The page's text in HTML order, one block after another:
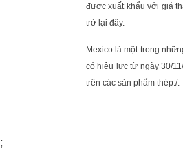
được xuất khẩu với giá
trở lại đây.
Mexico là một trong
có hiệu lực từ ngày 30/
trên các sản phẩm thép./.
;